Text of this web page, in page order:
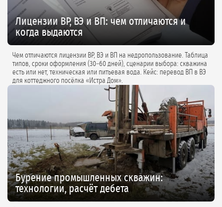
Лицензии ВР, ВЭ и ВП: чем отличаются и
когда выдаются
Чем отличаются лицензии ВР, ВЭ и ВП на недропользование. Таблица
типов, сроки оформления (30–60 дней), сценарии выбора: скважина
есть или нет, техническая или питьевая вода. Кейс: перевод ВП в ВЭ
для коттеджного посёлка «Истра Дом».
Бурение промышленных скважин:
технологии, расчёт дебета